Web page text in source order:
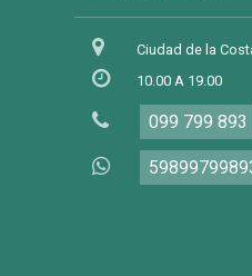
Ciudad de la
10.00 A 19.00
099 799 893